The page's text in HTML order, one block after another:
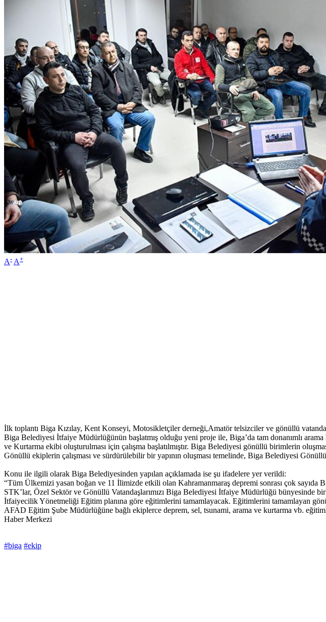
A- A+
İlk toplantı Biga Kızılay, Kent Konseyi, Motosikletçiler derneği,Amatör telsizciler ve gönüllü
Biga Belediyesi İtfaiye Müdürlüğünün başlatmış olduğu yeni proje ile, Biga’da tam donanımlı
ve Kurtarma ekibi oluşturulması için çalışma başlatılmıştır. Biga Belediyesi gönüllü birimlerin
Gönüllü ekiplerin çalışması ve sürdürülebilir bir yapının oluşması temelinde, Biga Belediyesi
Konu ile ilgili olarak Biga Belediyesinden yapılan açıklamada ise şu ifadelere yer verildi:
“Tüm Ülkemizi yasan boğan ve 11 İlimizde etkili olan Kahramanmaraş depremi sonrası çok
STK’lar, Özel Sektör ve Gönüllü Vatandaşlarımızı Biga Belediyesi İtfaiye Müdürlüğü
İtfaiyecilik Yönetmeliği Eğitim planına göre eğitimlerini tamamlayacak. Eğitimlerini tamamlayan
AFAD Eğitim Şube Müdürlüğüne bağlı ekiplerce deprem, sel, tsunami, arama ve kurtarma vb.
Haber Merkezi
#biga #ekip